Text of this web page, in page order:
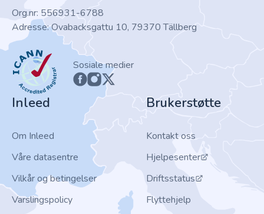
Org.nr: 556931-6788
Adresse: Ovabacksgattu 10, 79370 Tällberg
ICANN
Sosiale medier
Inleed
Om Inleed
Våre datasentre
Vilkår og betingelser
Varslingspolicy
Brukerstøtte
Kontakt oss
Hjelpesenter
Driftsstatus
Flyttehjelp